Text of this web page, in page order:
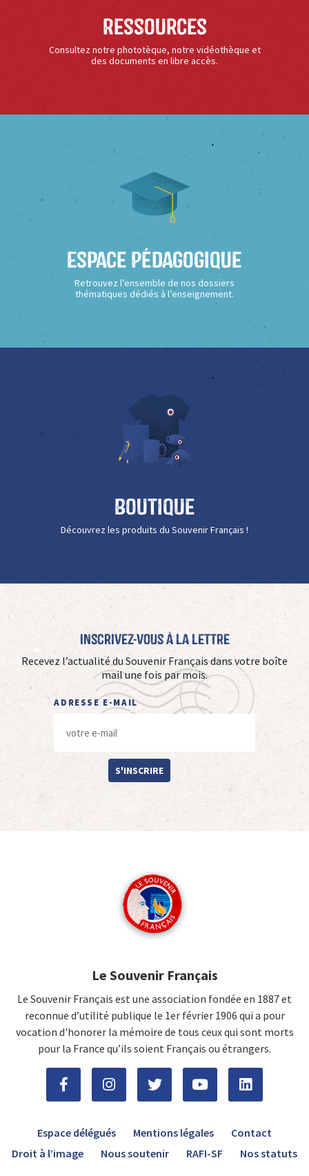
Ressources
Consultez notre phototèque, notre vidéothèque et
des documents en libre accès.
Espace Pédagogique
Retrouvez l’ensemble de nos dossiers
thématiques dédiés à l’enseignement.
Boutique
Découvrez les produits du Souvenir Français !
Inscrivez-vous à La Lettre
Recevez l’actualité du Souvenir Français dans votre boîte
mail une fois par mois.
ADRESSE E-MAIL
S'INSCRIRE
Le Souvenir Français
Le Souvenir Français est une association fondée en 1887 et
reconnue d’utilité publique le 1er février 1906 qui a pour
vocation d'honorer la mémoire de tous ceux qui sont morts
pour la France qu’ils soient Français ou étrangers.
Espace délégués Mentions légales
Contact
Droit à l’image
Nous soutenir RAFI-SF Nos statuts